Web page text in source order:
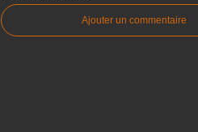
Ajouter un commentaire